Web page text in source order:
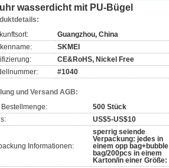
wasserdicht mit PU-Bügel
Guangzhou, China
SKMEI
CE&RoHS, Nickel Free
#1040
und Versand AGB:
Bestellmenge:
500 Stück
US$5-US$10
Informationen:
sperrig seiende
Verpackung: jedes in
einem opp bag+bubble
bag/200pcs in einem
Karton/in einer Größe: